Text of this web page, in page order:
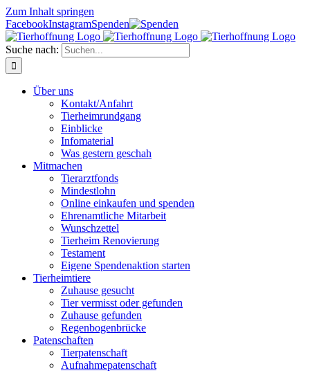
Zum Inhalt springen
FacebookInstagramSpenden
Suche nach:
Über uns
Kontakt/Anfahrt
Tierheimrundgang
Einblicke
Infomaterial
Was gestern geschah
Mitmachen
Tierarztfonds
Mindestlohn
Online einkaufen und spenden
Ehrenamtliche Mitarbeit
Wunschzettel
Tierheim Renovierung
Testament
Eigene Spendenaktion starten
Tierheimtiere
Zuhause gesucht
Tier vermisst oder gefunden
Zuhause gefunden
Regenbogenbrücke
Patenschaften
Tierpatenschaft
Aufnahmepatenschaft